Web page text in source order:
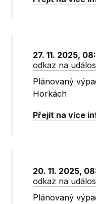
27. 11. 2025,
odkaz na
Plánovaný
Horkách
Přejít na více
20. 11. 2025,
odkaz na
Plánovaný